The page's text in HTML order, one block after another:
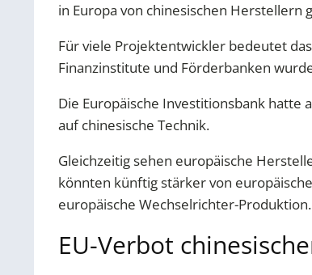
in Europa von chinesischen
Für viele Projektentwickler bedeutet
Finanzinstitute und Förderbanken
Die Europäische Investitionsbank hatte
auf chinesische Technik.
Gleichzeitig sehen europäische
könnten künftig stärker von
europäische Wechselrichter-Produktion.
EU-Verbot